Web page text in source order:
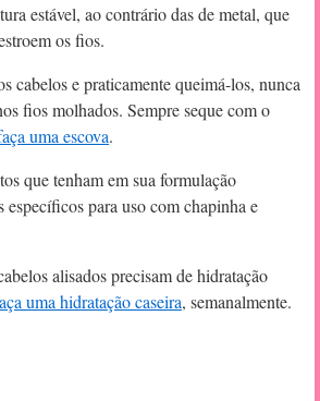
estável, ao contrário das de metal, que
os fios.
cabelos e praticamente queimá-los, nunca
fios molhados. Sempre seque com o
uma escova.
que tenham em sua formulação
específicos para uso com chapinha e
alisados precisam de hidratação
uma hidratação caseira, semanalmente.